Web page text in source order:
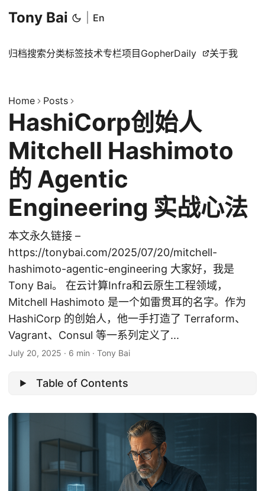
Tony Bai En
归档搜索分类标签技术专栏项目 GopherDaily 关于我
Home Posts
HashiCorp创始人
Mitchell Hashimoto
的 Agentic
Engineering 实战心法
本文永久链接 –
https://tonybai.com/2025/07/20/mitchell-
hashimoto-agentic-engineering 大家好，我是
Tony Bai。 在云计算Infra和云原生工程领域，
Mitchell Hashimoto 是一个如雷贯耳的名字。作为
HashiCorp 的创始人，他一手打造了 Terraform、
Vagrant、Consul 等一系列定义了...
July 20, 2025 · 6 min · Tony Bai
Table of Contents